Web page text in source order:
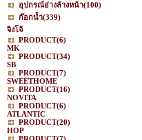
อุปกรณ์อ่างล้างหน้า(100)
ก๊อกน้ำ(339)
จิงโจ้
PRODUCT(6)
MK
PRODUCT(34)
SB
PRODUCT(7)
SWEETHOME
PRODUCT(16)
NOVITA
PRODUCT(6)
ATLANTIC
PRODUCT(20)
HOP